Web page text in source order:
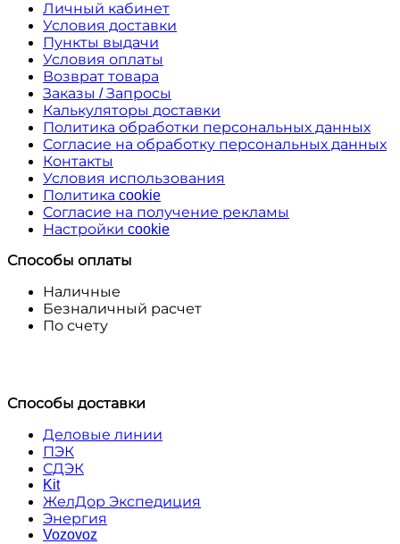
Личный кабинет
Условия доставки
Пункты выдачи
Условия оплаты
Возврат товара
Заказы / Запросы
Калькуляторы доставки
Политика обработки персональных данных
Согласие на обработку персональных данных
Контакты
Условия использования
Политика cookie
Согласие на получение рекламы
Настройки cookie
Способы оплаты
Наличные
Безналичный расчет
По счету
Способы доставки
Деловые линии
ПЭК
СДЭК
Kit
ЖелДор Экспедиция
Энергия
Vozovoz